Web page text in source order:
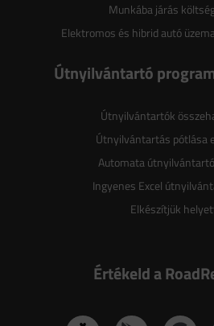
Munkába járás
Elektromos és hibrid autó
Útnyilvántartó
Útnyilvántartók
Útnyilvántartás pótlása
Automata
Ingyenes Excel
Elkészítjük
Értékeld a